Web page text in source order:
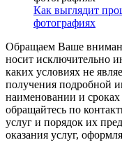
Как выглядит
фотографиях
Обращаем Ваше
носит исключительно
каких условиях не
получения подробной
наименовании и сроках
обращайтесь по
услуг и порядок их
оказания услуг,